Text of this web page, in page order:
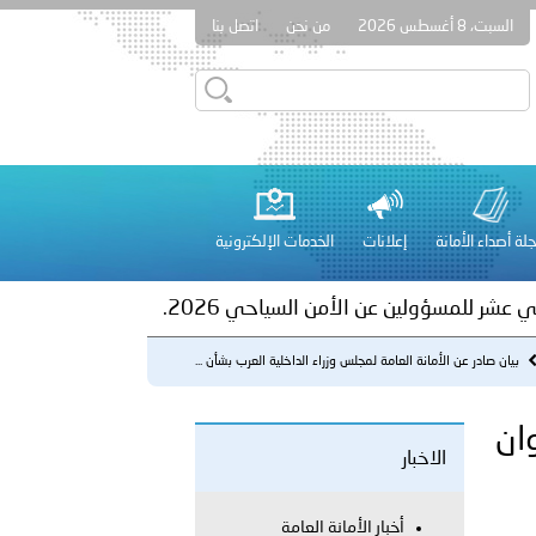
السبت، 8 أغسطس 2026 من نحن اتصل بنا
أصداء الأمانة إعلانات الخدمات الإلكترونية
الأميريين معالي النائب الأول لرئيس مجلس الوزراء
العام..
الأعيان المدنية في مدينة نـجران
عشر للمسؤولين عن الأمن السياحي 2026.
والكلية الدولية الجامعية للعلوم والصحة توقعان اتفاقية
بيان صادر عن الأمانة العامة لمجلس وزراء الداخلية العرب بشأن ...
الاخبار
أخبار الأمانة العامة